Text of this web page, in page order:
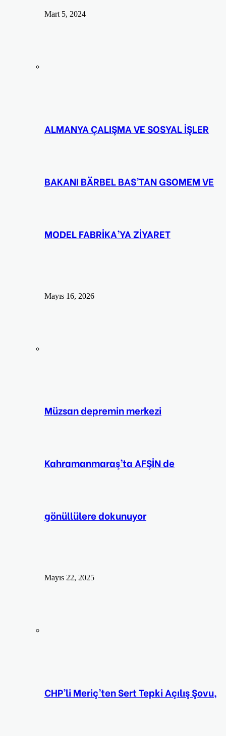
Mart 5, 2024
ALMANYA ÇALIŞMA VE SOSYAL İŞLER
BAKANI BÄRBEL BAS’TAN GSOMEM VE
MODEL FABRİKA’YA ZİYARET
Mayıs 16, 2026
Müzsan depremin merkezi
Kahramanmaraş’ta AFŞİN de
gönüllülere dokunuyor
Mayıs 22, 2025
CHP’li Meriç’ten Sert Tepki Açılış Şovu,